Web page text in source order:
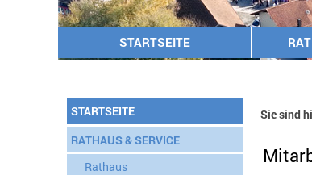
STARTSEITE
STARTSEITE
RATHAUS & SERVICE
Rathaus
Sie sind